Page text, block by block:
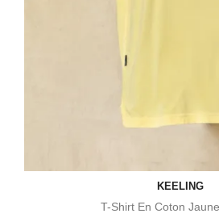
KEELING
T-Shirt En Coton